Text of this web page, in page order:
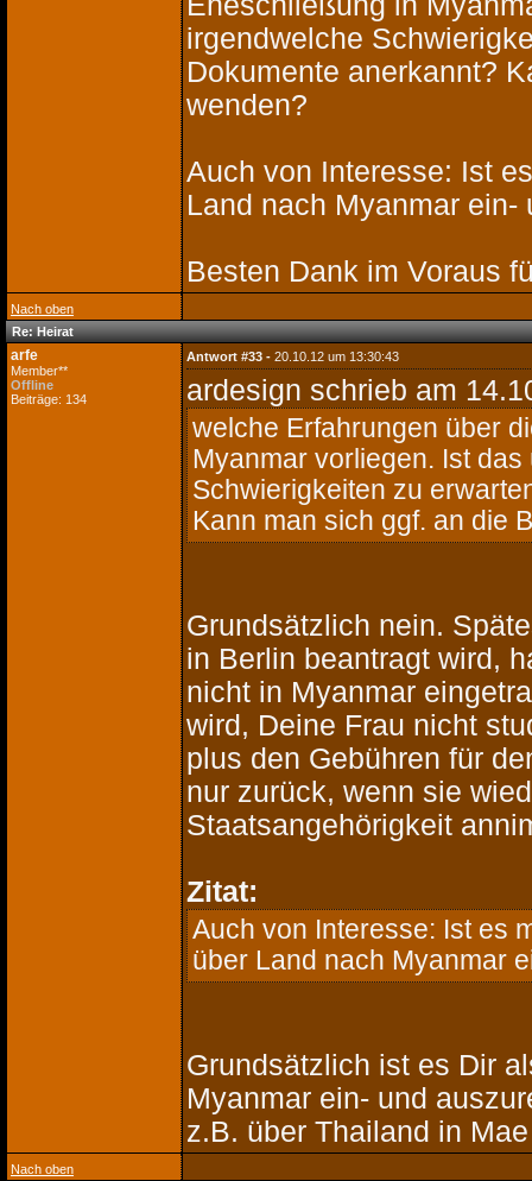
irgendwelche
Dokumente anerkannt?
wenden?
Auch von Interesse: Ist
Land nach Myanmar
Besten Dank im Voraus
Nach oben
Re: Heirat
arfe
Member**
Offline
Beiträge: 134
Antwort #33 - 20.10.12 um 13:30:43
ardesign schrieb am
welche Erfahrungen über
Myanmar vorliegen. Ist
Schwierigkeiten zu
Kann man sich ggf. an die
Grundsätzlich nein.
in Berlin beantragt wird,
nicht in Myanmar
wird, Deine Frau nicht
plus den Gebühren für
nur zurück, wenn sie
Staatsangehörigkeit
Zitat:
Auch von Interesse: Ist es
über Land nach Myanmar
Grundsätzlich ist es Dir
Myanmar ein- und
z.B. über Thailand in
Nach oben